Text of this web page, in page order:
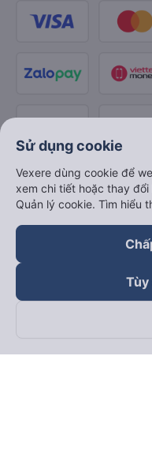
Theo dõi chúng tôi
Sử dụng cookie
Vexere dùng cookie để
xem chi tiết hoặc thay
Quản lý cookie. Tìm hiểu
Tùy